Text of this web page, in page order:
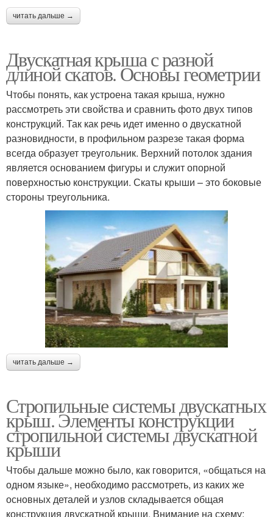
читать дальше →
Двускатная крыша с разной
длиной скатов. Основы геометрии
Чтобы понять, как устроена такая крыша, нужно
рассмотреть эти свойства и сравнить фото двух типов
конструкций. Так как речь идет именно о двускатной
разновидности, в профильном разрезе такая форма
всегда образует треугольник. Верхний потолок здания
является основанием фигуры и служит опорной
поверхностью конструкции. Скаты крыши – это боковые
стороны треугольника.
читать дальше →
Стропильные системы двускатных
крыш. Элементы конструкции
стропильной системы двускатной
крыши
Чтобы дальше можно было, как говорится, «общаться на
одном языке», необходимо рассмотреть, из каких же
основных деталей и узлов складывается общая
конструкция двускатной крыши. Внимание на схему: